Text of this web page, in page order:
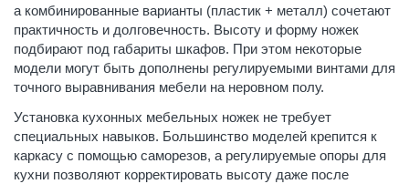
а комбинированные варианты (пластик + металл) сочетают
практичность и долговечность. Высоту и форму ножек
подбирают под габариты шкафов. При этом некоторые
модели могут быть дополнены регулируемыми винтами для
точного выравнивания мебели на неровном полу.
Установка кухонных мебельных ножек не требует
специальных навыков. Большинство моделей крепится к
каркасу с помощью саморезов, а регулируемые опоры для
кухни позволяют корректировать высоту даже после